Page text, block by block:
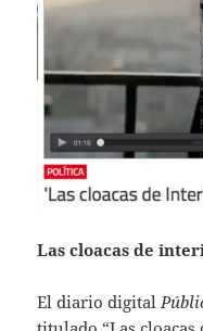
Las cloacas de
El diario digital